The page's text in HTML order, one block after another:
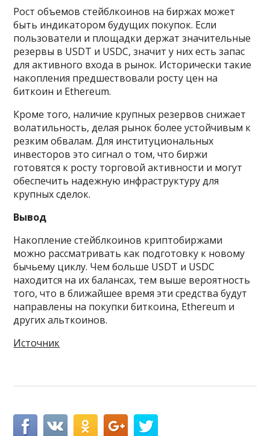
Рост объемов стейблкоинов на биржах может
быть индикатором будущих покупок. Если
пользователи и площадки держат значительные
резервы в USDT и USDC, значит у них есть запас
для активного входа в рынок. Исторически такие
накопления предшествовали росту цен на
биткоин и Ethereum.
Кроме того, наличие крупных резервов снижает
волатильность, делая рынок более устойчивым к
резким обвалам. Для институциональных
инвесторов это сигнал о том, что биржи
готовятся к росту торговой активности и могут
обеспечить надежную инфраструктуру для
крупных сделок.
Вывод
Накопление стейблкоинов криптобиржами
можно рассматривать как подготовку к новому
бычьему циклу. Чем больше USDT и USDC
находится на их балансах, тем выше вероятность
того, что в ближайшее время эти средства будут
направлены на покупки биткоина, Ethereum и
других альткоинов.
Источник